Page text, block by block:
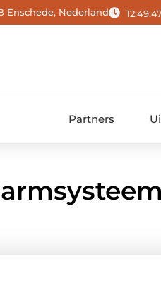
Enschede, Nederland
Partners